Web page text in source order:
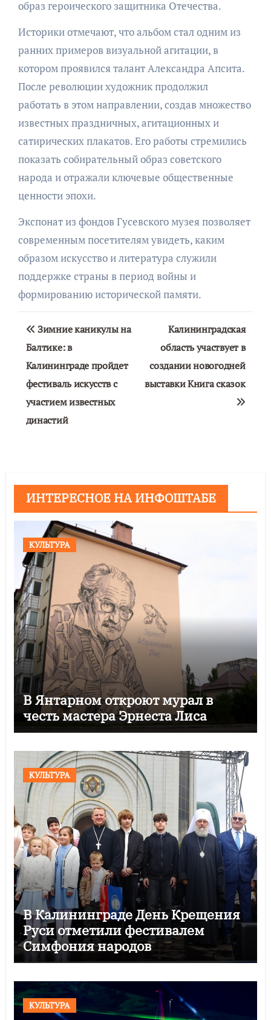
образ героического защитника Отечества.
Историки отмечают, что альбом стал одним из
ранних примеров визуальной агитации, в
котором проявился талант Александра Апсита.
После революции художник продолжил
работать в этом направлении, создав множество
известных праздничных, агитационных и
сатирических плакатов. Его работы стремились
показать собирательный образ советского
народа и отражали ключевые общественные
ценности эпохи.
Экспонат из фондов Гусевского музея позволяет
современным посетителям увидеть, каким
образом искусство и литература служили
поддержке страны в период войны и
формированию исторической памяти.
Навигация
по
записям
Зимние каникулы на
Балтике: в
Калининграде пройдет
фестиваль искусств с
участием известных
династий
Калининградская
область участвует в
создании новогодней
выставки Книга сказок
ИНТЕРЕСНОЕ НА ИНФОШТАБЕ
КУЛЬТУРА
В Янтарном откроют мурал в
честь мастера Эрнеста Лиса
КУЛЬТУРА
В Калининграде День Крещения
Руси отметили фестивалем
Симфония народов
КУЛЬТУРА